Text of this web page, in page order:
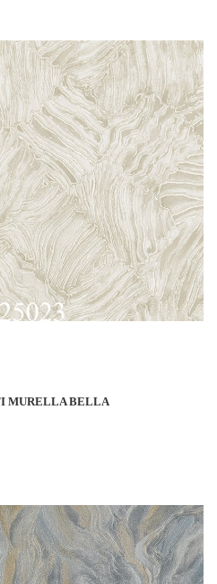
MURELLA BELLA